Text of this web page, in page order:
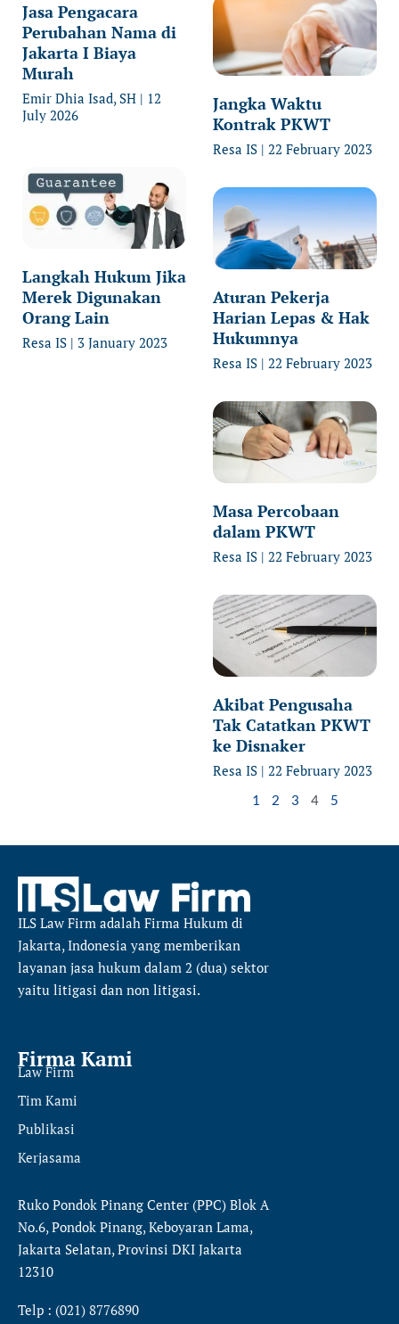
Jasa Pengacara
Perubahan Nama di
Jakarta I Biaya
Murah
Emir Dhia Isad, SH
12
July 2026
Langkah Hukum Jika
Merek Digunakan
Orang Lain
Resa IS 3 January 2023
Jangka Waktu
Kontrak PKWT
Resa IS 22 February 2023
Aturan Pekerja
Harian Lepas & Hak
Hukumnya
Resa IS 22 February 2023
Masa Percobaan
dalam PKWT
Resa IS 22 February 2023
Akibat Pengusaha
Tak Catatkan PKWT
ke Disnaker
Resa IS 22 February 2023
1 2 3 4 5
ILS Law Firm adalah Firma Hukum di
Jakarta, Indonesia yang memberikan
layanan jasa hukum dalam 2 (dua) sektor
yaitu litigasi dan non litigasi.
Firma Kami
Law Firm
Tim Kami
Publikasi
Kerjasama
Ruko Pondok Pinang Center (PPC) Blok A
No.6, Pondok Pinang, Keboyaran Lama,
Jakarta Selatan, Provinsi DKI Jakarta
12310
Telp : (021) 8776890